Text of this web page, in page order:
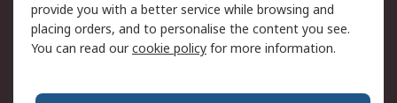
회사 소개
RS 계좌 정보
그룹사 RS Group에 대해
한국외 지역
회사 소개
provide you with a better service while browsing and
placing orders, and to personalise the content you see.
You can read ourcookie policy for more information.